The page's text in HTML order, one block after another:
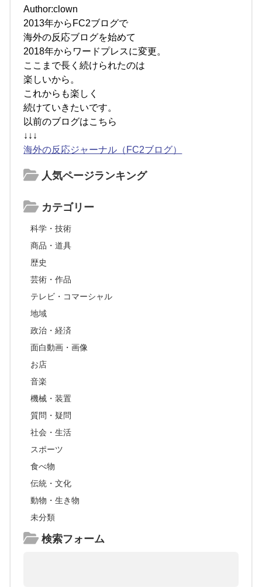
Author:clown
2013年からFC2ブログで
海外の反応ブログを始めて
2018年からワードプレスに変更。
ここまで長く続けられたのは
楽しいから。
これからも楽しく
続けていきたいです。
以前のブログはこちら
↓↓↓
海外の反応ジャーナル（FC2ブログ）
人気ページランキング
カテゴリー
科学・技術
商品・道具
歴史
芸術・作品
テレビ・コマーシャル
地域
政治・経済
面白動画・画像
お店
音楽
機械・装置
質問・疑問
社会・生活
スポーツ
食べ物
伝統・文化
動物・生き物
未分類
検索フォーム